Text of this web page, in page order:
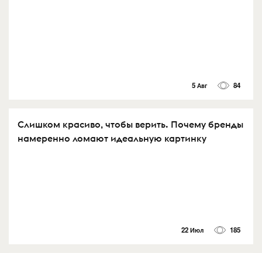
5 Авг 84
Слишком красиво, чтобы верить. Почему бренды
намеренно ломают идеальную картинку
22 Июл 185